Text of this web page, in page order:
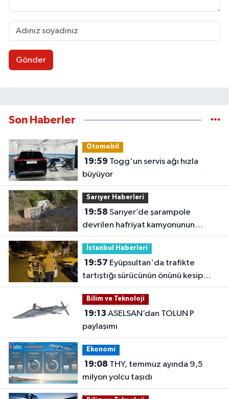
Gönder
Son Haberler
Otomobil
19:59
büyüyor
Sarıyer Haberleri
19:58
devrilen hafriyat kamyonunun
şoförü yaralandı
İstanbul Haberleri
19:57
tartıştığı sürücünün önünü kesip
tehdit eden saldırgana 180 bin lira
ceza
Bilim ve Teknoloji
19:13
paylaşımı
Ekonomi
19:08
milyon yolcu taşıdı